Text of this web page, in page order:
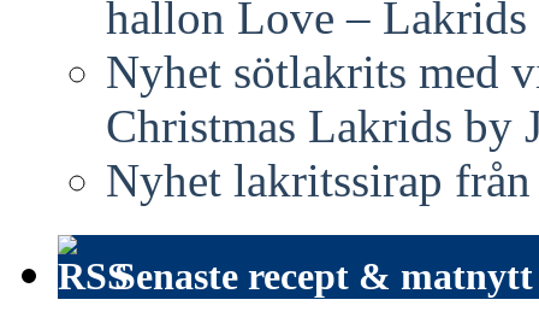
hallon Love –
Nyhet sötlakrits med
Christmas Lakrids by
Nyhet lakritssirap
Senaste recept & matnytt